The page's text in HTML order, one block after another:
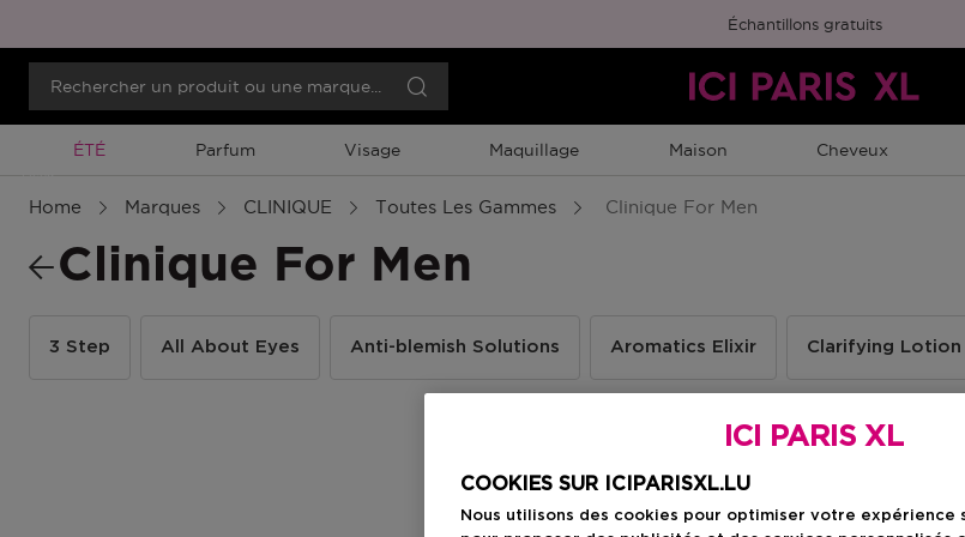
Échantillons gratuits
Promotion À Durée Limitée
ÉTÉ Parfum Visage Maquillage Maison Cheveux
Home Marques CLINIQUE Toutes Les Gammes Clinique For Men
Clinique For Men
3 Step All About Eyes Anti-blemish Solutions Aromatics Elixir Clarifying Lotion
ICI PARIS XL
COOKIES SUR ICIPARISXL.LU
Nous utilisons des cookies pour optimiser votre expérience